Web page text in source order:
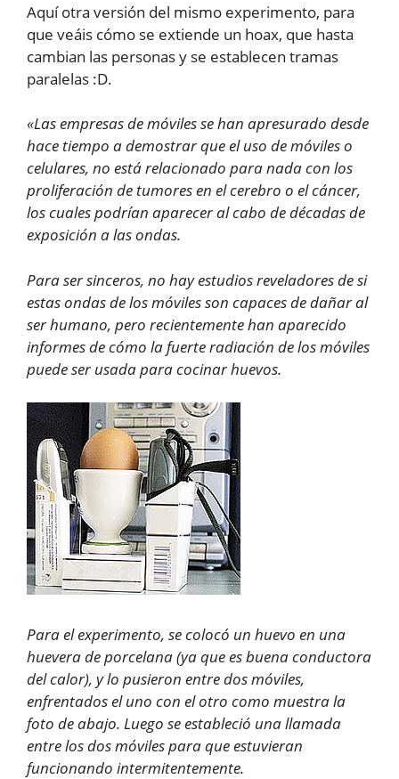
Aquí otra versión del mismo experimento, para
que veáis cómo se extiende un hoax, que hasta
cambian las personas y se establecen tramas
paralelas :D.
«Las empresas de móviles se han apresurado desde
hace tiempo a demostrar que el uso de móviles o
celulares, no está relacionado para nada con los
proliferación de tumores en el cerebro o el cáncer,
los cuales podrían aparecer al cabo de décadas de
exposición a las ondas.
Para ser sinceros, no hay estudios reveladores de si
estas ondas de los móviles son capaces de dañar al
ser humano, pero recientemente han aparecido
informes de cómo la fuerte radiación de los móviles
puede ser usada para cocinar huevos.
Para el experimento, se colocó un huevo en una
huevera de porcelana (ya que es buena conductora
del calor), y lo pusieron entre dos móviles,
enfrentados el uno con el otro como muestra la
foto de abajo. Luego se estableció una llamada
entre los dos móviles para que estuvieran
funcionando intermitentemente.